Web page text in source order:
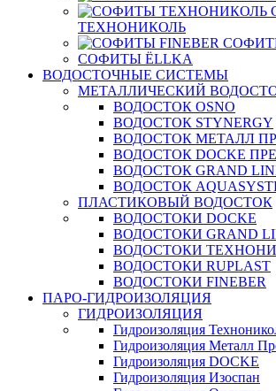
ТЕХНОНИКОЛЬ
СОФИТЫ ЁLLKA
ВОДОСТОЧНЫЕ СИСТЕМЫ
МЕТАЛЛИЧЕСКИЙ
ВОДОСТОК OSNO
ВОДОСТОК STYNERGY
ВОДОСТОК МЕТАЛЛ
ВОДОСТОК DOCKE
ВОДОСТОК GRAND
ВОДОСТОК
ПЛАСТИКОВЫЙ ВОДОСТОК
ВОДОСТОКИ DOCKE
ВОДОСТОКИ GRAND
ВОДОСТОКИ
ВОДОСТОКИ RUPLAST
ВОДОСТОКИ FINEBER
ПАРО-ГИДРОИЗОЛЯЦИЯ
ГИДРОИЗОЛЯЦИЯ
Гидроизоляция
Гидроизоляция Металл
Гидроизоляция DOCKE
Гидроизоляция Изоспан